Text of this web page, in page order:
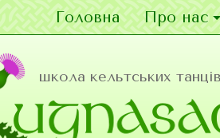
Головна Про нас
школа кельтських танців